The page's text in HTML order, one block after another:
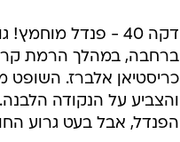
דקה 40 - פנדל
ברחבה, במהלך הרמת
כריסטיאן אלברז. השופט
והצביע על הנקודה
הפנדל, אבל בעט גרוע